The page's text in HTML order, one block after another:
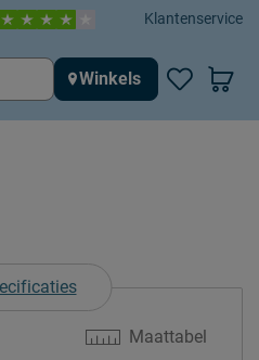
Klantenservice
Winkels
Maattabel